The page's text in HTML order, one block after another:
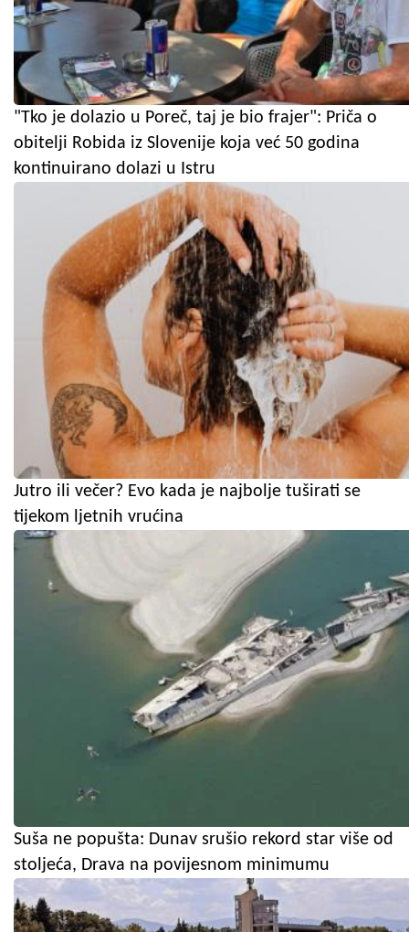
"Tko je dolazio u Poreč, taj je bio frajer": Priča o
obitelji Robida iz Slovenije koja već 50 godina
kontinuirano dolazi u Istru
Jutro ili večer? Evo kada je najbolje tuširati se
tijekom ljetnih vrućina
Suša ne popušta: Dunav srušio rekord star više od
stoljeća, Drava na povijesnom minimumu